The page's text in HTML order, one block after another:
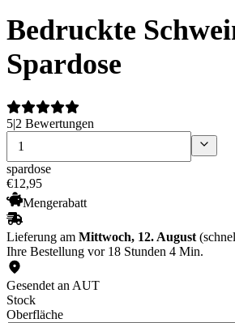
Bedruckte
Spardose
5|2 Bewertungen
spardose
€12,95
Mengerabatt
Lieferung am Mittwoch, 12. August
Ihre Bestellung vor 18 Stunden 4 Min.
Gesendet an AUT
Stock
Oberfläche